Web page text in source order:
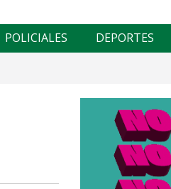
POLICIALES DEPORTES